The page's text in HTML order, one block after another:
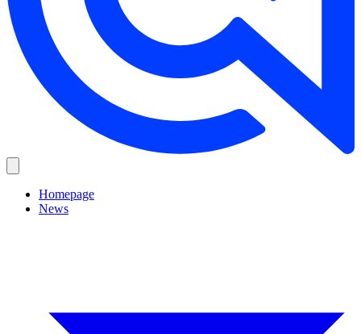
Homepage
News